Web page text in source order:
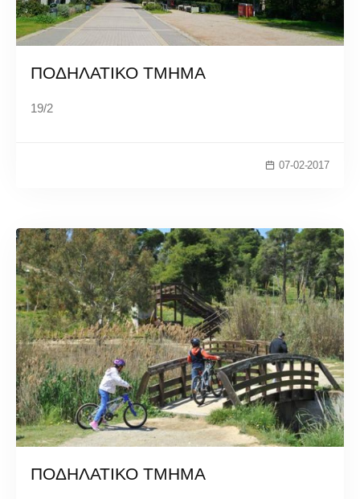
ΠΟΔΗΛΑΤΙΚΟ ΤΜΗΜΑ
19/2
07-02-2017
ΠΟΔΗΛΑΤΙΚΟ ΤΜΗΜΑ